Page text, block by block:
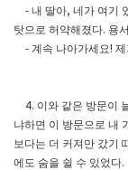
-내 딸아,네가 여기
탓으로 허약해졌다. 용
-계속 나아가세요!제
4. 이와 같은 방문이
냐하면 이 방문으로 내
보다는 더 커져만 갔기
에도 숨을 쉴 수 있었다.